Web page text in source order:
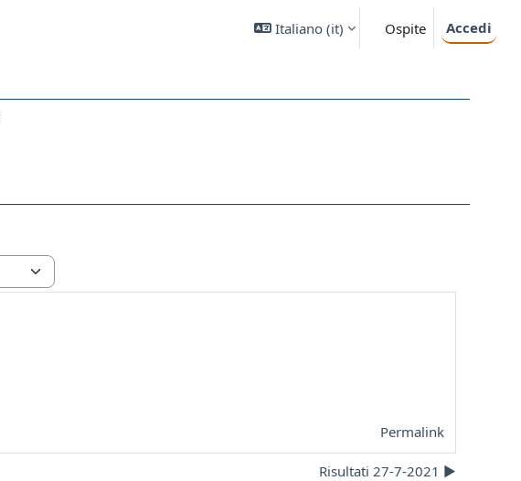
Italiano ‎(it)‎ Ospite Accedi
Permalink
Risultati 27-7-2021 ▶︎